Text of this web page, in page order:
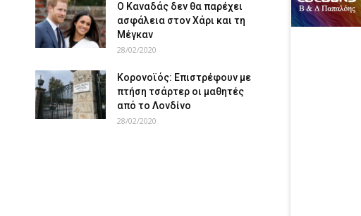
Ο Καναδάς δεν θα παρέχει
ασφάλεια στον Χάρι και τη
Μέγκαν
28/02/2020
Κορονοϊός: Επιστρέφουν με
πτήση τσάρτερ οι μαθητές
από το Λονδίνο
28/02/2020